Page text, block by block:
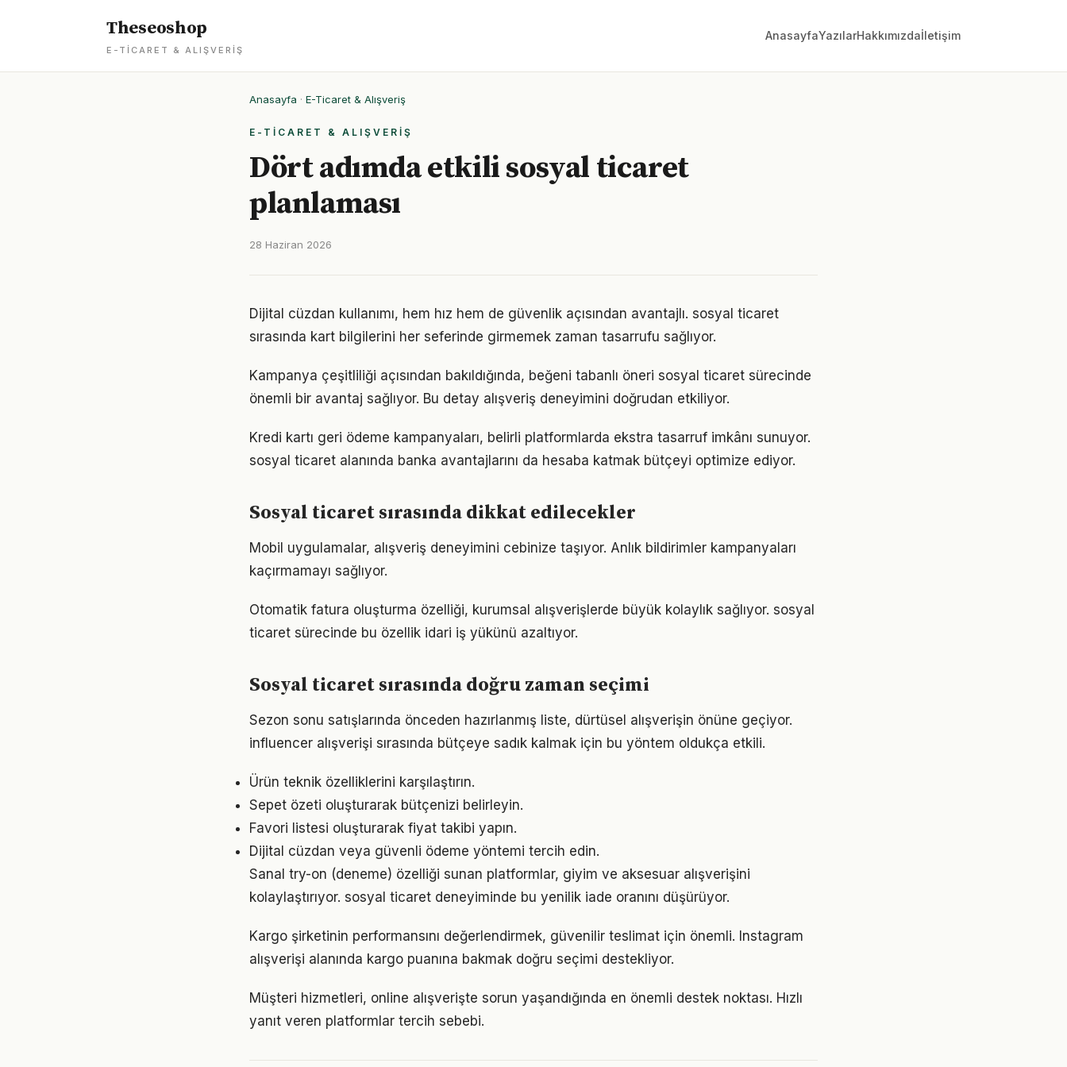
Theseoshop
E-TICARET & ALIŞVERIŞ
AnasayfaYazılarHakkımızdaİletişim
Anasayfa · E-Ticaret & Alışveriş
E-TICARET & ALIŞVERIŞ
Dört adımda etkili sosyal ticaret
planlaması
28 Haziran 2026
Dijital cüzdan kullanımı, hem hız hem de güvenlik açısından avantajlı. sosyal ticaret
sırasında kart bilgilerini her seferinde girmemek zaman tasarrufu sağlıyor.
Kampanya çeşitliliği açısından bakıldığında, beğeni tabanlı öneri sosyal ticaret sürecinde
önemli bir avantaj sağlıyor. Bu detay alışveriş deneyimini doğrudan etkiliyor.
Kredi kartı geri ödeme kampanyaları, belirli platformlarda ekstra tasarruf imkânı sunuyor.
sosyal ticaret alanında banka avantajlarını da hesaba katmak bütçeyi optimize ediyor.
Sosyal ticaret sırasında dikkat edilecekler
Mobil uygulamalar, alışveriş deneyimini cebinize taşıyor. Anlık bildirimler kampanyaları
kaçırmamayı sağlıyor.
Otomatik fatura oluşturma özelliği, kurumsal alışverişlerde büyük kolaylık sağlıyor. sosyal
ticaret sürecinde bu özellik idari iş yükünü azaltıyor.
Sosyal ticaret sırasında doğru zaman seçimi
Sezon sonu satışlarında önceden hazırlanmış liste, dürtüsel alışverişin önüne geçiyor.
influencer alışverişi sırasında bütçeye sadık kalmak için bu yöntem oldukça etkili.
Ürün teknik özelliklerini karşılaştırın.
Sepet özeti oluşturarak bütçenizi belirleyin.
Favori listesi oluşturarak fiyat takibi yapın.
Dijital cüzdan veya güvenli ödeme yöntemi tercih edin.
Sanal try-on (deneme) özelliği sunan platformlar, giyim ve aksesuar alışverişini
kolaylaştırıyor. sosyal ticaret deneyiminde bu yenilik iade oranını düşürüyor.
Kargo şirketinin performansını değerlendirmek, güvenilir teslimat için önemli. Instagram
alışverişi alanında kargo puanına bakmak doğru seçimi destekliyor.
Müşteri hizmetleri, online alışverişte sorun yaşandığında en önemli destek noktası. Hızlı
yanıt veren platformlar tercih sebebi.